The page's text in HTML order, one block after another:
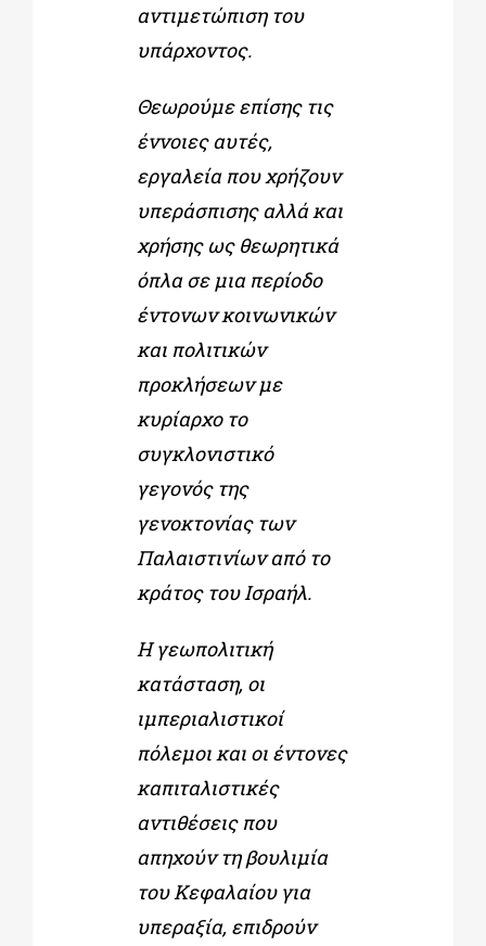
αντιμετώπιση του
υπάρχοντος.
Θεωρούμε επίσης τις
έννοιες αυτές,
εργαλεία που χρήζουν
υπεράσπισης αλλά και
χρήσης ως θεωρητικά
όπλα σε μια περίοδο
έντονων κοινωνικών
και πολιτικών
προκλήσεων με
κυρίαρχο το
συγκλονιστικό
γεγονός της
γενοκτονίας των
Παλαιστινίων από το
κράτος του Ισραήλ.
Η γεωπολιτική
κατάσταση, οι
ιμπεριαλιστικοί
πόλεμοι και οι έντονες
καπιταλιστικές
αντιθέσεις που
απηχούν τη βουλιμία
του Κεφαλαίου για
υπεραξία, επιδρούν